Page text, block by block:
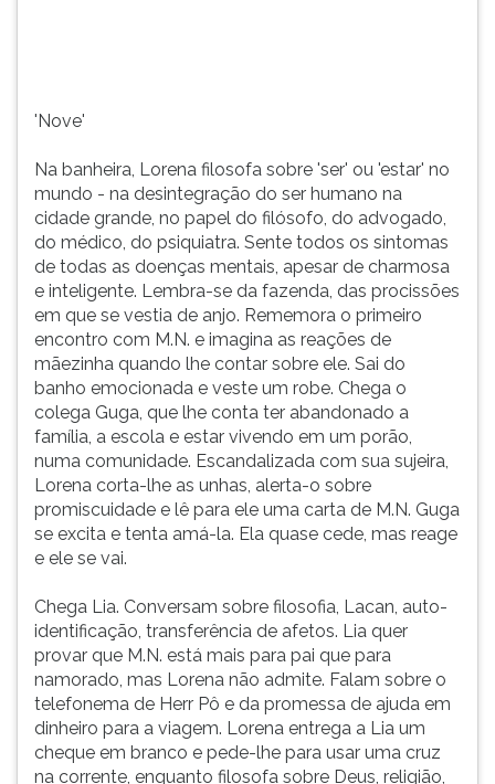
'Nove'
Na banheira, Lorena filosofa sobre 'ser' ou 'estar' no
mundo - na desintegração do ser humano na
cidade grande, no papel do filósofo, do advogado,
do médico, do psiquiatra. Sente todos os sintomas
de todas as doenças mentais, apesar de charmosa
e inteligente. Lembra-se da fazenda, das procissões
em que se vestia de anjo. Rememora o primeiro
encontro com M.N. e imagina as reações de
mãezinha quando lhe contar sobre ele. Sai do
banho emocionada e veste um robe. Chega o
colega Guga, que lhe conta ter abandonado a
família, a escola e estar vivendo em um porão,
numa comunidade. Escandalizada com sua sujeira,
Lorena corta-lhe as unhas, alerta-o sobre
promiscuidade e lê para ele uma carta de M.N. Guga
se excita e tenta amá-la. Ela quase cede, mas reage
e ele se vai.
Chega Lia. Conversam sobre filosofia, Lacan, auto-
identificação, transferência de afetos. Lia quer
provar que M.N. está mais para pai que para
namorado, mas Lorena não admite. Falam sobre o
telefonema de Herr Pô e da promessa de ajuda em
dinheiro para a viagem. Lorena entrega a Lia um
cheque em branco e pede-lhe para usar uma cruz
na corrente, enquanto filosofa sobre Deus, religião,